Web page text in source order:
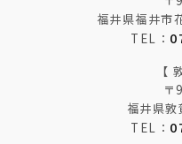
福井県福井市
TEL：
【
〒
福井県
TEL：